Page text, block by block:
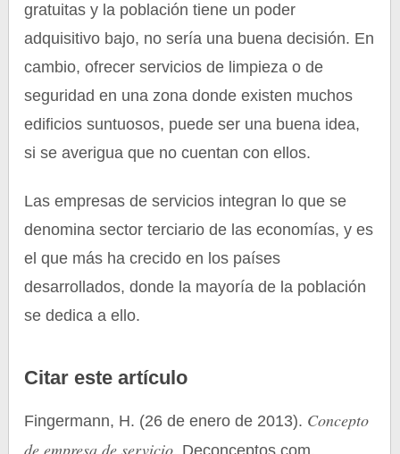
gratuitas y la población tiene un poder
adquisitivo bajo, no sería una buena decisión. En
cambio, ofrecer servicios de limpieza o de
seguridad en una zona donde existen muchos
edificios suntuosos, puede ser una buena idea,
si se averigua que no cuentan con ellos.
Las empresas de servicios integran lo que se
denomina sector terciario de las economías, y es
el que más ha crecido en los países
desarrollados, donde la mayoría de la población
se dedica a ello.
Citar este artículo
Fingermann, H. (26 de enero de 2013). Concepto
de empresa de servicio. Deconceptos.com.